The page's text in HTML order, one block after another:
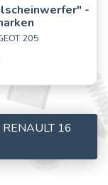
-
205
RENAULT 16